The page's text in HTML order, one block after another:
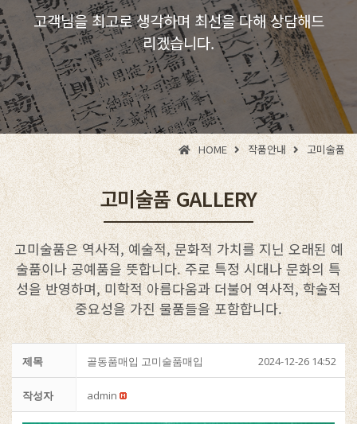
고객님을 최고로 생각하며 최선을 다해 상담해드
리겠습니다.
HOME 작품안내 고미술품
고미술품 GALLERY
고미술품은 역사적, 예술적, 문화적 가치를 지닌 오래된 예
술품이나 공예품을 뜻합니다. 주로 특정 시대나 문화의 특
성을 반영하며, 미학적 아름다움과 더불어 역사적, 학술적
중요성을 가진 물품들을 포함합니다.
제목 골동품매입 고미술품매입 2024-12-26 14:52
작성자 admin